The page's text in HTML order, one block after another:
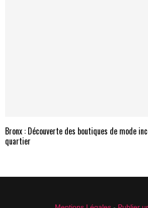
Bronx : Découverte des boutiques de mode
quartier